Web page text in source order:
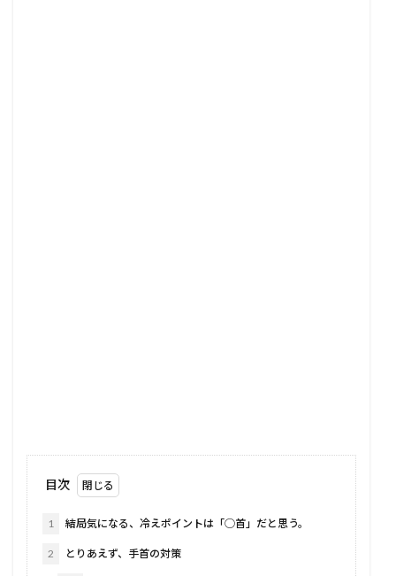
目次
1 結局気になる、冷えポイントは「◯首」だと思う。
2 とりあえず、手首の対策